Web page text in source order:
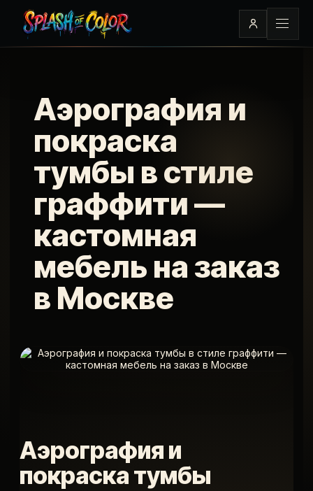
Аэрография и
покраска
тумбы в стиле
граффити —
кастомная
мебель на заказ
в Москве
Аэрография и
покраска тумбы